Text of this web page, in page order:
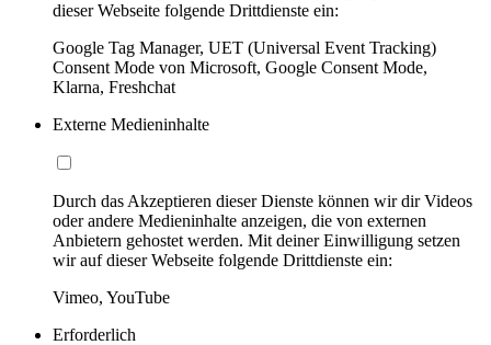
dieser Webseite folgende Drittdienste ein:
Google Tag Manager, UET (Universal Event Tracking)
Consent Mode von Microsoft, Google Consent Mode,
Klarna, Freshchat
Externe Medieninhalte
Durch das Akzeptieren dieser Dienste können wir dir Videos
oder andere Medieninhalte anzeigen, die von externen
Anbietern gehostet werden. Mit deiner Einwilligung setzen
wir auf dieser Webseite folgende Drittdienste ein:
Vimeo, YouTube
Erforderlich